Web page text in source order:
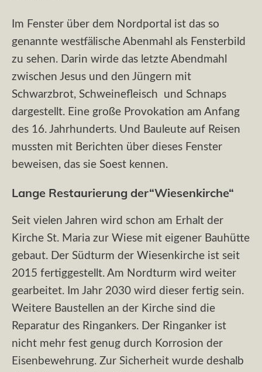
Im Fenster über dem Nordportal ist das so
genannte westfälische Abenmahl als Fensterbild
zu sehen. Darin wirde das letzte Abendmahl
zwischen Jesus und den Jüngern mit
Schwarzbrot, Schweinefleisch und Schnaps
dargestellt. Eine große Provokation am Anfang
des 16. Jahrhunderts. Und Bauleute auf Reisen
mussten mit Berichten über dieses Fenster
beweisen, das sie Soest kennen.
Lange Restaurierung der“Wiesenkirche“
Seit vielen Jahren wird schon am Erhalt der
Kirche St. Maria zur Wiese mit eigener Bauhütte
gebaut. Der Südturm der Wiesenkirche ist seit
2015 fertiggestellt. Am Nordturm wird weiter
gearbeitet. Im Jahr 2030 wird dieser fertig sein.
Weitere Baustellen an der Kirche sind die
Reparatur des Ringankers. Der Ringanker ist
nicht mehr fest genug durch Korrosion der
Eisenbewehrung. Zur Sicherheit wurde deshalb